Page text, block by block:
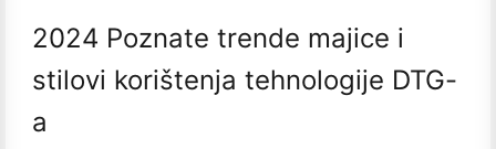
2024 Poznate trende majice i
stilovi korištenja tehnologije DTG-
a